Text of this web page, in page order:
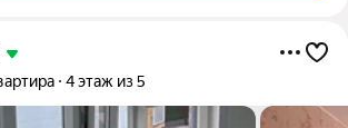
4 этаж из 5